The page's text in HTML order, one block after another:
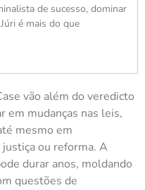
de sucesso, dominar
é mais do que
vão além do veredicto
em mudanças nas leis,
mesmo em
ou reforma. A
durar anos, moldando
questões de